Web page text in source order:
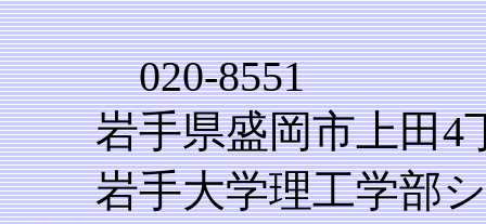
020-8551
岩手県盛岡市上田4
岩手大学理工学部シ